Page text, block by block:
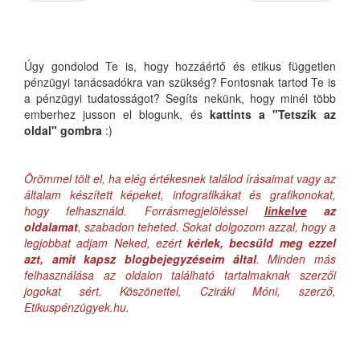
Úgy gondolod Te is, hogy hozzáértő és etikus független
pénzügyi tanácsadókra van szükség? Fontosnak tartod Te is
a pénzügyi tudatosságot? Segíts nekünk, hogy minél több
emberhez jusson el blogunk, és kattints a "Tetszik az
oldal" gombra :)
Örömmel tölt el, ha elég értékesnek találod írásaimat vagy az
általam készített képeket, infografikákat és grafikonokat,
hogy felhasználd. Forrásmegjelöléssel linkelveaz
oldalamat, szabadon teheted. Sokat dolgozom azzal, hogy a
legjobbat adjam Neked, ezértkérlek, becsüld meg ezzel
azt, amit kapsz blogbejegyzéseim által. Minden más
felhasználása az oldalon található tartalmaknak szerzői
jogokat sért. Köszönettel, Cziráki Móni, szerző,
Etikuspénzügyek.hu.